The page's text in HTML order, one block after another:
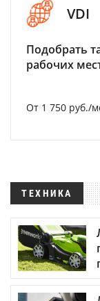
VDI
Подобрать
рабочих
От 1 750 руб./
ТЕХНИКА